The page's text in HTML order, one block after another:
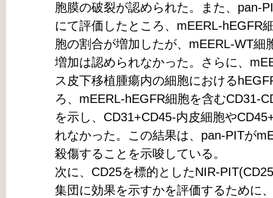
胞膜の破裂が認められた。また、pan-
にて評価したところ、mEERL-hEGFR
胞の割合が増加したが、mEERL-WT細
増加は認められなかった。さらに、
ス皮下移植腫瘍内の細胞における
ろ、mEERL-hEGFR細胞を含むCD31-
を示し、CD31+CD45-内皮細胞や
れなかった。この結果は、pan-PITが
殺傷することを示唆している。
次に、CD25を標的としたNIR-
集団に効果を示すかを評価するために